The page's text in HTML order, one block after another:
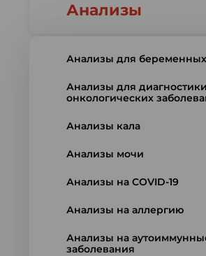
Анализы
Анализы для беременных
Анализы для диагностики
онкологических
Анализы кала
Анализы мочи
Анализы на COVID-19
Анализы на аллергию
Анализы на
заболевания